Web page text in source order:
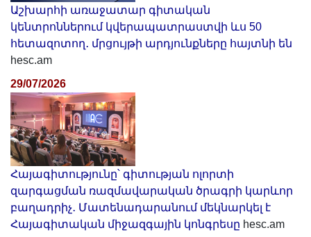
Աշխարհի առաջատար գիտական
կենտրոններում կվերապատրաստվի ևս 50
հետազոտող․ մրցույթի արդյունքները հայտնի են
hesc.am
29/07/2026
Հայագիտությունը՝ գիտության ոլորտի
զարգացման ռազմավարական ծրագրի կարևոր
բաղադրիչ․ Մատենադարանում մեկնարկել է
Հայագիտական միջազգային կոնգրեսը hesc.am